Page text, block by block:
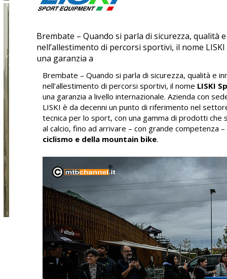
Brembate – Quando si parla di sicurezza, qualità
nell’allestimento di percorsi sportivi, il nome
una garanzia a
Brembate – Quando si parla di sicurezza, qualità e
nell’allestimento di percorsi sportivi, il nome LISKI
una garanzia a livello internazionale. Azienda con
LISKI è da decenni un punto di riferimento nel
tecnica per lo sport, con una gamma di prodotti che
al calcio, fino ad arrivare – con grande competenza
ciclismo e della mountain bike.